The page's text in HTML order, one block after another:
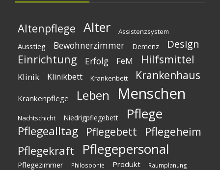
Altenpflege Alter Assistenzsystem
Ausstieg Bewohnerzimmer Demenz Design
Einrichtung Erfolg FeM Hilfsmittel
Klinik Klinikbett Krankenbett Krankenhaus
Krankenpflege Leben Menschen
Nachtschicht Niedrigpflegebett Pflege
Pflegealltag Pflegebett
Pflegeheim
Pflegekraft
Pflegepersonal
Pflegezimmer Philosophie Produkt Raumplanung